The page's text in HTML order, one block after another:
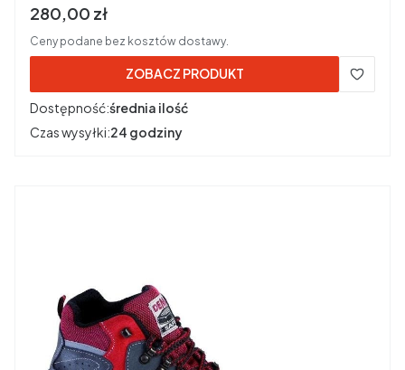
Cena brutto
280,00 zł
Ceny podane bez kosztów dostawy.
ZOBACZ PRODUKT
Dostępność:średnia ilość
Czas wysyłki:24 godziny